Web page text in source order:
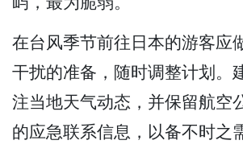
在台风季节前往日本的游客应
干扰的准备，随时调整计划。
注当地天气动态，并保留航空
的应急联系信息，以备不时之